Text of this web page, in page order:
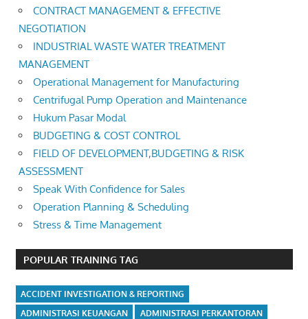
CONTRACT MANAGEMENT & EFFECTIVE
NEGOTIATION
INDUSTRIAL WASTE WATER TREATMENT
MANAGEMENT
Operational Management for Manufacturing
Centrifugal Pump Operation and Maintenance
Hukum Pasar Modal
BUDGETING & COST CONTROL
FIELD OF DEVELOPMENT,BUDGETING & RISK
ASSESSMENT
Speak With Confidence for Sales
Operation Planning & Scheduling
Stress & Time Management
POPULAR TRAINING TAG
ACCIDENT INVESTIGATION & REPORTING
ADMINISTRASI KEUANGAN
ADMINISTRASI PERKANTORAN